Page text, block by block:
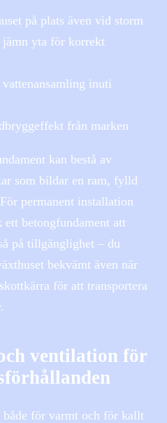
på plats även vid storm
jämn yta för korrekt
inuti
från marken
kan bestå av
som bildar en ram, fylld
permanent installation
ett betongfundament att
på tillgänglighet – du
bekvämt även när
för att transportera
ventilation för
för varmt och för kallt